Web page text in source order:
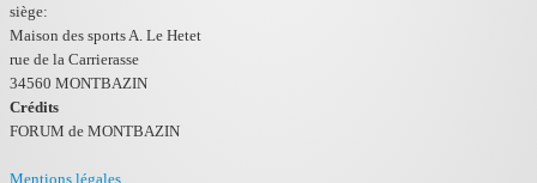
siège:
Maison des sports A. Le Hetet
rue de la Carrierasse
34560 MONTBAZIN
Crédits
FORUM de MONTBAZIN
Mentions légales